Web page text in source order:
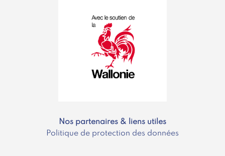
Nos partenaires & liens utiles
Politique de protection des données